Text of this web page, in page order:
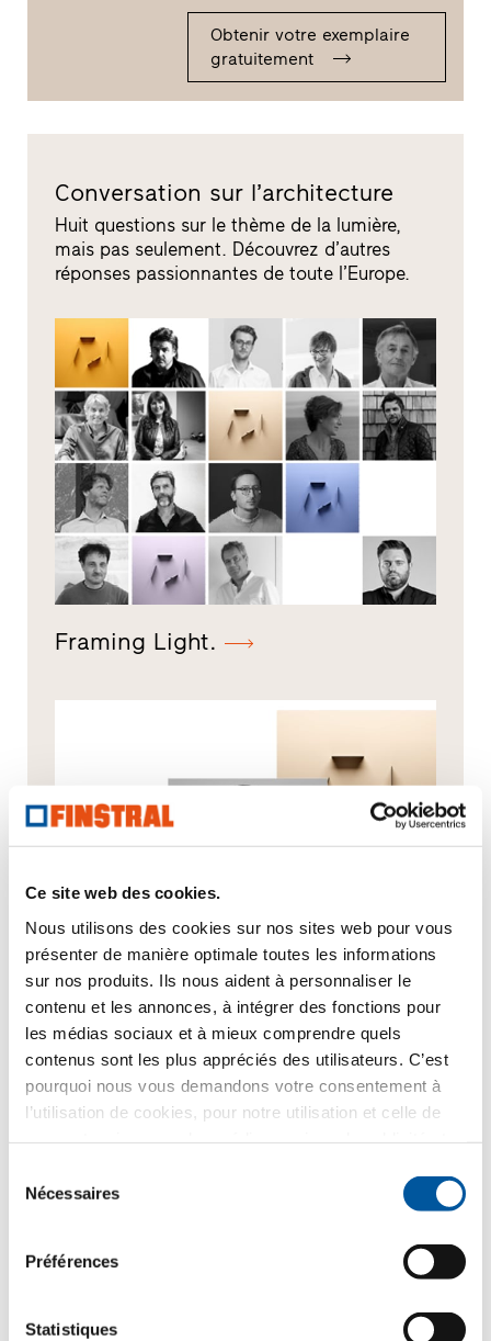
Ce site web des cookies.
Nous utilisons des cookies sur nos sites web pour vous
présenter de manière optimale toutes les informations
sur nos produits. Ils nous aident à personnaliser le
contenu et les annonces, à intégrer des fonctions pour
les médias sociaux et à mieux comprendre quels
contenus sont les plus appréciés des utilisateurs. C’est
pourquoi nous vous demandons votre consentement à
l’utilisation de cookies, pour notre utilisation et celle de
ces informations avec d’autres données que vous leur
avez fournies ou qu’ils ont collectées dans le cadre de
Nécessaires
Préférences
Statistiques
Obtenir votre exemplaire
gratuitement
Conversation sur l’architecture
Huit questions sur le thème de la lumière,
mais pas seulement. Découvrez d’autres
réponses passionnantes de toute l’Europe.
Framing Light.
« L’architecture est une promesse.
»